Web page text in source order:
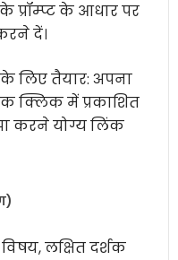
प्रॉम्प्ट के आधार पर
दें।
लिए तैयार: अपना
क्लिक में प्रकाशित
करने योग्य लिंक
लक्षित दर्शक